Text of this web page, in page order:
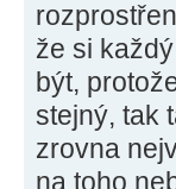
že si
být,
stejný, tak
zrovna
na toho